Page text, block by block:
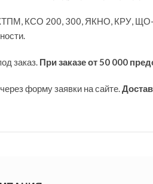
КТПМ, КСО 200, 300, ЯКНО,
заказ. При заказе от 50 000
форму заявки на сайте.